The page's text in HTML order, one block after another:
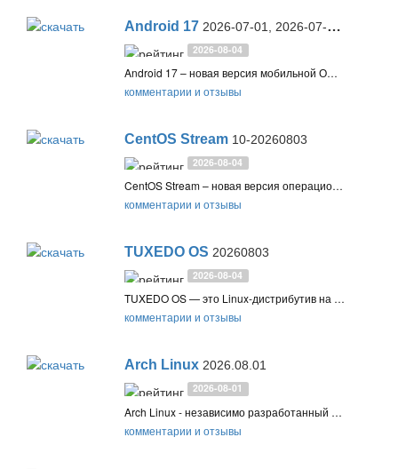
Android 17 2026-07-01, 2026-07-05, QPR1 Beta 8, QPR2 Beta 2
2026-08-04
Android 17 – новая версия мобильной ОС Google (API 37). Обновление включает плавающие окна Bubbles, реакции на экране, игровой режим для складных устройств, улучшения производительности и новые функции защиты конфиденциальности
комментарии и отзывы
CentOS Stream 10-20260803
2026-08-04
CentOS Stream – новая версия операционной системы от Red Hat, которая пришла на смену популярной системы CentOS, поддержка которой была прекращена в 2021 году
комментарии и отзывы
TUXEDO OS 20260803
2026-08-04
TUXEDO OS — это Linux-дистрибутив на базе Ubuntu, использующий пакеты KDE neon и новые версии графического стека, оптимизированный для аппаратных средств TUXEDO, с акцентом на конфиденциальность и стабильность
комментарии и отзывы
Arch Linux 2026.08.01
2026-08-01
Arch Linux - независимо разработанный дистрибутив Linux, оптимизированный для архитектур i686- и x86-64 и предназначенный для опытных пользователей Linux. Приоритетами разработки являются простота, минимализм и совершенство кода
комментарии и отзывы